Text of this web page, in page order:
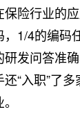
险行业的
1/4的编码
发问答准
“入职”了多